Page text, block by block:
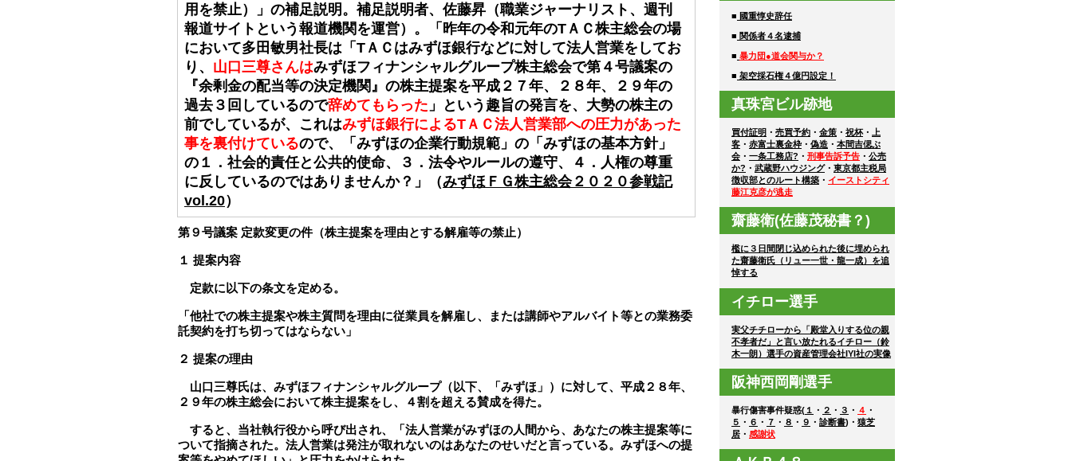
用を禁止）」の補足説明。補足説明者、佐藤昇（職業ジャーナリスト、週刊
報道サイトという報道機関を運営）。「昨年の令和元年のТＡＣ株主総会の場
において多田敏男社長は「ТＡＣはみずほ銀行などに対して法人営業をしてお
り、 山口三尊さんはみずほフィナンシャルグループ株主総会で第４号議案の
『余剰金の配当等の決定機関』の株主提案を平成２７年、２８年、２９年の
過去３回しているので辞めてもらった 」という趣旨の発言を、大勢の株主の
前でしているが、これはみずほ銀行によるТＡＣ法人営業部への圧力があった
事を裏付けているので、「みずほの企業行動規範」の「みずほの基本方針」
の１．社会的責任と公共的使命、３．法令やルールの遵守、４．人権の尊重
に反しているのではありませんか？」（みずほＦＧ株主総会２０２０参戦記
vol.20）
第９号議案 定款変更の件（株主提案を理由とする解雇等の禁止）
１ 提案内容
定款に以下の条文を定める。
「他社での株主提案や株主質問を理由に従業員を解雇し、または講師やアルバイト等との業務委
託契約を打ち切ってはならない」
２ 提案の理由
山口三尊氏は、みずほフィナンシャルグループ（以下、「みずほ」）に対して、平成２８年、
２９年の株主総会において株主提案をし、４割を超える賛成を得た。
すると、当社執行役から呼び出され、「法人営業がみずほの人間から、あなたの株主提案等に
ついて指摘された。法人営業は発注が取れないのはあなたのせいだと言っている。みずほへの提
■ 國重惇史辞任
■ 関係者４名逮捕
■ 暴力団●道会関与か？
■ 架空採石権４億円設定！
真珠宮ビル跡地
買付証明 ・ 売買予約 ・ 金策 ・ 祝杯・
上
客 ・ 赤富士裏金枠 ・ 偽造 ・ 本間吉偲ぶ
会 ・ 一条工務店? ・ 刑事告訴予告 ・ 公売
か? ・ 武蔵野ハウジング・ 東京都主税局
徴収部とのルート構築 ・ イーストシティ
藤江克彦が逃走
齋藤衛(佐藤茂秘書？)
檻に３日間閉じ込められた後に埋められ
た齋藤衛氏（リュー一世・龍一成）を追
悼する
イチロー選手
実父チチローから「殿堂入りする位の親
不孝者だ」と言い放たれるイチロー（鈴
木一朗）選手の資産管理会社IYI社の実像
阪神西岡剛選手
暴行傷害事件疑惑( １ ・ ２ ・ ３ ・ ４ ・
５ ・ ６ ・ ７ ・ ８ ・ ９ ・ 診断書)・ 猿芝
居 ・ 感謝状